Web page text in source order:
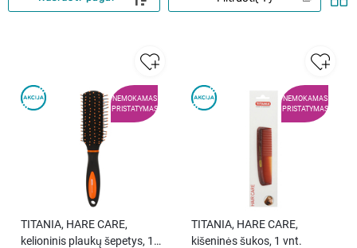
NEMOKAMAS
PRISTATYMAS
TITANIA, HARE CARE,
kelioninis plaukų šepetys, 1
NEMOKAMAS
PRISTATYMAS
TITANIA, HARE CARE,
kišeninės šukos, 1 vnt.